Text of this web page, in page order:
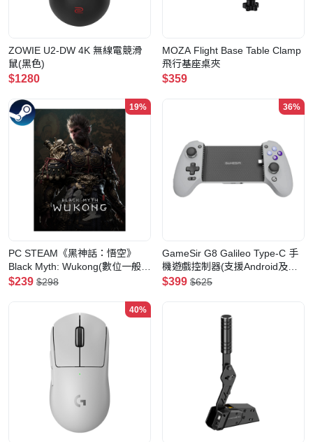
ZOWIE U2-DW 4K 無線電競滑
鼠(黑色)
$1280
MOZA Flight Base Table Clamp
飛行基座桌夾
$359
19%
PC STEAM《黑神話：悟空》
Black Myth: Wukong(數位一般
版)
$239 $298
36%
GameSir G8 Galileo Type-C 手
機遊戲控制器(支援Android及
iPhone 15)
$399 $625
40%